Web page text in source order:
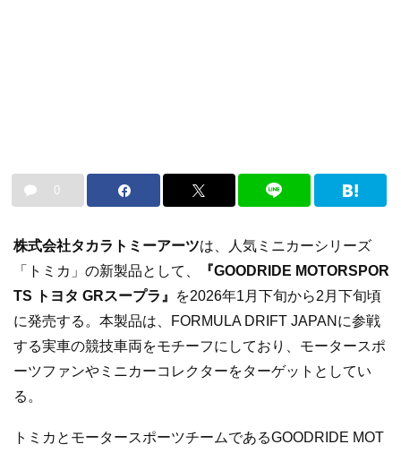
0
株式会社タカラトミーアーツは、人気ミニカーシリーズ
「トミカ」の新製品として、
『GOODRIDE MOTORSPOR
TS トヨタ GRスープラ』
を2026年1月下旬から2月下旬頃
に発売する。本製品は、FORMULA DRIFT JAPANに参戦
する実車の競技車両をモチーフにしており、モータースポ
ーツファンやミニカーコレクターをターゲットとしてい
る。
トミカとモータースポーツチームであるGOODRIDE MOT